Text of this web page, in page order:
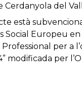
Cerdanyola del
està
Social Europeu
Professional per a
modificada per